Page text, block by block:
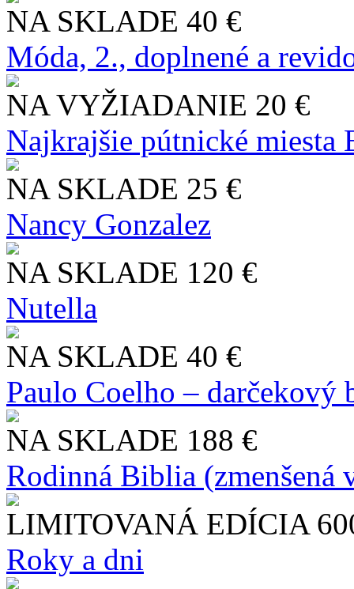
NA SKLADE 40 €
Móda, 2., doplnené a
NA VYŽIADANIE 20 €
Najkrajšie pútnické miesta
NA SKLADE 25 €
Nancy Gonzalez
NA SKLADE 120 €
Nutella
NA SKLADE 40 €
Paulo Coelho – darčekový
NA SKLADE 188 €
Rodinná Biblia (zmenšená
LIMITOVANÁ EDÍCIA
Roky a dni